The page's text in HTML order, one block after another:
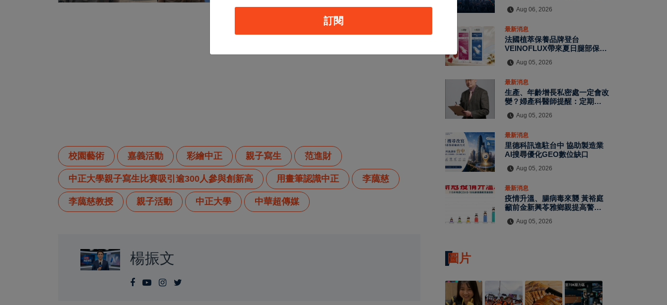
校園藝術 嘉義活動 彩繪中正 親子寫生 范進財
中正大學親子寫生比賽吸引逾300人參與創新高 用畫筆認識中正 李藹慈
李藹慈教授 親子活動 中正大學 中華超傳媒
楊振文
Aug 06, 2026
最新消息
法國植萃保養品牌登台
VEINOFLUX帶來夏日腿部保養
Aug 05, 2026
最新消息
生產、年齡增長私密處一定會改
變？婦產科醫師提醒：定期評估
Aug 05, 2026
最新消息
里德科訊進駐台中 協助製造業
AI搜尋優化GEO數位缺口
Aug 05, 2026
最新消息
疫情升溫、腸病毒來襲 黃裕庭
籲前金新興苓雅鄉親提高警覺守
Aug 05, 2026
圖片
訂閱